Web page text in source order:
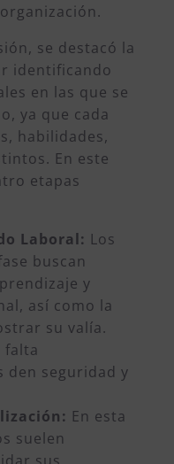
se destacó la
identificando
en las que se
ya que cada
habilidades,
En este
etapas
Laboral: Los
buscan
y
así como la
su valía.
falta
den seguridad y
En esta
suelen